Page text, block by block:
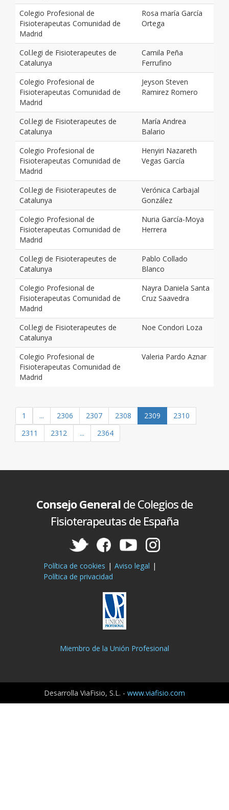
Colegio Profesional de
Fisioterapeutas Comunidad de
Madrid
Rosa maría García
Ortega
Col.legi de Fisioterapeutes de
Catalunya
Camila Peña
Ferrufino
Colegio Profesional de
Fisioterapeutas Comunidad de
Madrid
Jeyson Steven
Ramirez Romero
Col.legi de Fisioterapeutes de
Catalunya
María Andrea
Balario
Colegio Profesional de
Fisioterapeutas Comunidad de
Madrid
Henyiri Nazareth
Vegas García
Col.legi de Fisioterapeutes de
Catalunya
Verónica Carbajal
González
Colegio Profesional de
Fisioterapeutas Comunidad de
Madrid
Nuria García-Moya
Herrera
Col.legi de Fisioterapeutes de
Catalunya
Pablo Collado
Blanco
Colegio Profesional de
Fisioterapeutas Comunidad de
Madrid
Nayra Daniela Santa
Cruz Saavedra
Col.legi de Fisioterapeutes de
Catalunya
Noe Condori Loza
Colegio Profesional de
Fisioterapeutas Comunidad de
Madrid
Valeria Pardo Aznar
1 ... 2306 2307 2308 2309
2310
2311
2312 ... 2364
Consejo General de Colegios de
Fisioterapeutas de España
Política de cookies
Aviso legal
Política de privacidad
Miembro de la Unión Profesional
Desarrolla ViaFisio, S.L. - www.viafisio.com